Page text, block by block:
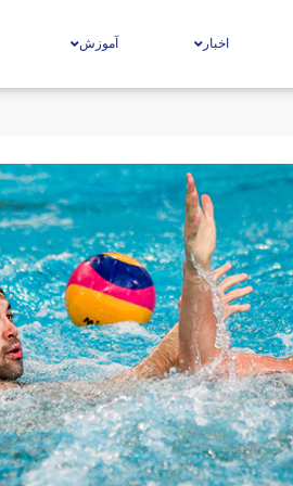
اخبار آموزش